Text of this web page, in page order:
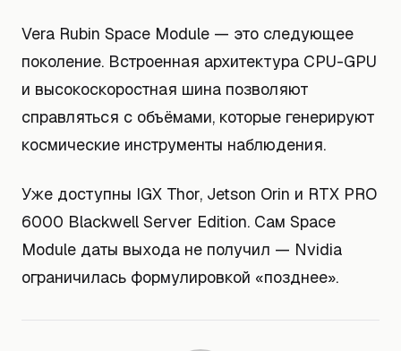
Vera Rubin Space Module — это следующее
поколение. Встроенная архитектура CPU-GPU
и высокоскоростная шина позволяют
справляться с объёмами, которые генерируют
космические инструменты наблюдения.
Уже доступны IGX Thor, Jetson Orin и RTX PRO
6000 Blackwell Server Edition. Сам Space
Module даты выхода не получил — Nvidia
ограничилась формулировкой «позднее».